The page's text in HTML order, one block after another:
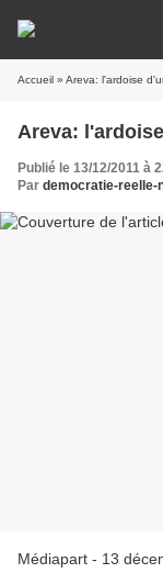
Accueil » Areva: l'ardoise
Areva:
Publié le 13/12/2011 à
Par democratie-reelle-
Médiapart - 13